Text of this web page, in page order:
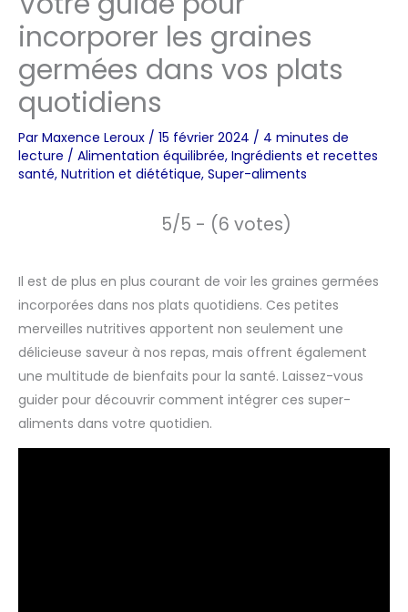
incorporer les graines
germées dans vos plats
quotidiens
Par Maxence Leroux / 15 février 2024 / 4 minutes de
lecture / Alimentation équilibrée, Ingrédients et recettes
santé, Nutrition et diététique, Super-aliments
5/5 - (6 votes)
Il est de plus en plus courant de voir les graines germées
incorporées dans nos plats quotidiens. Ces petites
merveilles nutritives apportent non seulement une
délicieuse saveur à nos repas, mais offrent également
une multitude de bienfaits pour la santé. Laissez-vous
guider pour découvrir comment intégrer ces super-
aliments dans votre quotidien.